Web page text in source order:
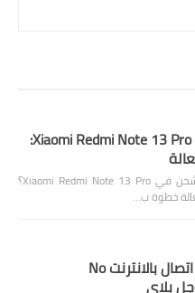
مشكلة الشحن في Xiaomi Redmi Note 13 Pro:
وصف قصير للمقال: تعاني من مشكلة الشحن في Xiaomi Redmi Note 13 Pro؟
خطوة ب…
حل مشكلة لا يوجد اتصال بالانترنت No